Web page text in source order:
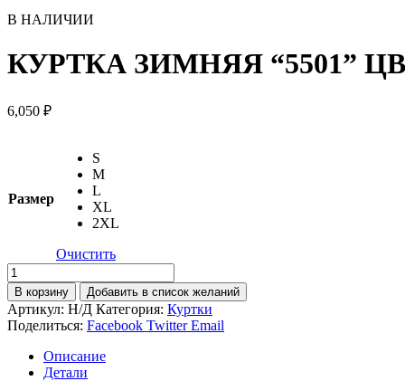
В НАЛИЧИИ
КУРТКА ЗИМНЯЯ “5501”
6,050 ₽
Размер
S
M
L
XL
2XL
Очистить
Количество
товара
КУРТКА
ЗИМНЯЯ
"5501"
ЦВЕТ
СЕРЫЙ
В корзину Добавить в список желаний
Артикул: Н/Д Категория: Куртки
Поделиться: Facebook Twitter Email
Описание
Детали